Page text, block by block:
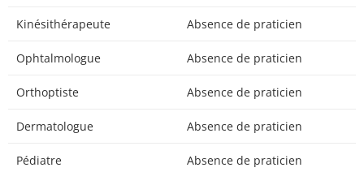
Kinésithérapeute Absence de praticien
Ophtalmologue Absence de praticien
Orthoptiste Absence de praticien
Dermatologue Absence de praticien
Pédiatre Absence de praticien